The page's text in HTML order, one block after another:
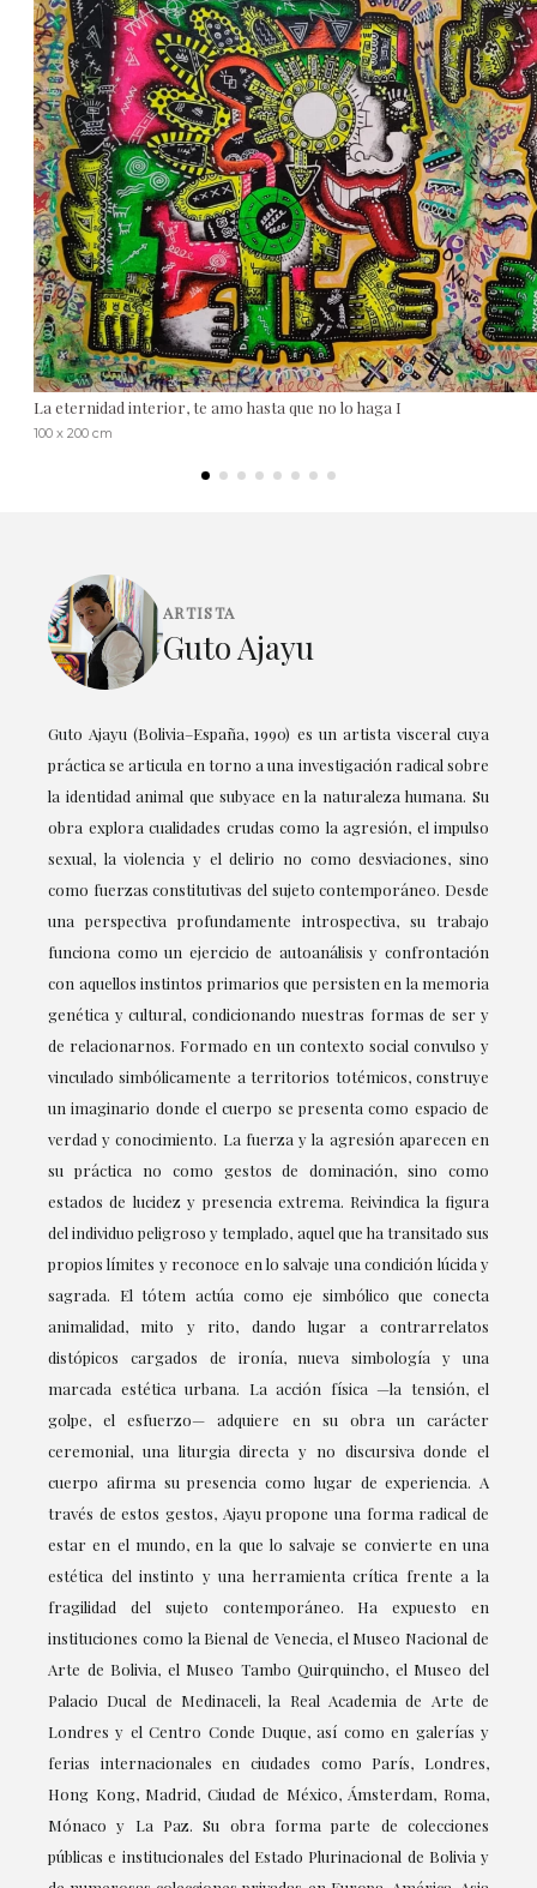
La eternidad interior, te amo hasta que no lo haga I
100 x 200 cm
ARTISTA
Guto Ajayu
Guto Ajayu (Bolivia–España, 1990) es un artista visceral cuya
práctica se articula en torno a una investigación radical sobre
la identidad animal que subyace en la naturaleza humana. Su
obra explora cualidades crudas como la agresión, el impulso
sexual, la violencia y el delirio no como desviaciones, sino
como fuerzas constitutivas del sujeto contemporáneo. Desde
una perspectiva profundamente introspectiva, su trabajo
funciona como un ejercicio de autoanálisis y confrontación
con aquellos instintos primarios que persisten en la memoria
genética y cultural, condicionando nuestras formas de ser y
de relacionarnos. Formado en un contexto social convulso y
vinculado simbólicamente a territorios totémicos, construye
un imaginario donde el cuerpo se presenta como espacio de
verdad y conocimiento. La fuerza y la agresión aparecen en
su práctica no como gestos de dominación, sino como
estados de lucidez y presencia extrema. Reivindica la figura
del individuo peligroso y templado, aquel que ha transitado sus
propios límites y reconoce en lo salvaje una condición lúcida y
sagrada. El tótem actúa como eje simbólico que conecta
animalidad, mito y rito, dando lugar a contrarrelatos
distópicos cargados de ironía, nueva simbología y una
marcada estética urbana. La acción física —la tensión, el
golpe, el esfuerzo— adquiere en su obra un carácter
ceremonial, una liturgia directa y no discursiva donde el
cuerpo afirma su presencia como lugar de experiencia. A
través de estos gestos, Ajayu propone una forma radical de
estar en el mundo, en la que lo salvaje se convierte en una
estética del instinto y una herramienta crítica frente a la
fragilidad del sujeto contemporáneo. Ha expuesto en
instituciones como la Bienal de Venecia, el Museo Nacional de
Arte de Bolivia, el Museo Tambo Quirquincho, el Museo del
Palacio Ducal de Medinaceli, la Real Academia de Arte de
Londres y el Centro Conde Duque, así como en galerías y
ferias internacionales en ciudades como París, Londres,
Hong Kong, Madrid, Ciudad de México, Ámsterdam, Roma,
Mónaco y La Paz. Su obra forma parte de colecciones
públicas e institucionales del Estado Plurinacional de Bolivia y